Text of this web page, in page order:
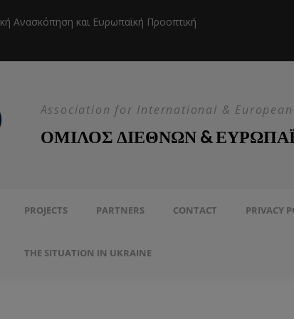
Ανασκόπηση και Ευρωπαϊκή Προοπτική Η
Association for International &
ΟΜΙΛΟΣ ΔΙΕΘΝΩΝ &
PROJECTS PARTNERS CONTACT PRIVACY
THE SITUATION IN UKRAINE